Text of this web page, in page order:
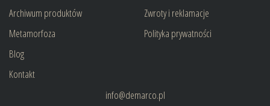
Archiwum produktów
Metamorfoza
Blog
Kontakt
Zwroty i reklamacje
Polityka prywatności
info@demarco.pl